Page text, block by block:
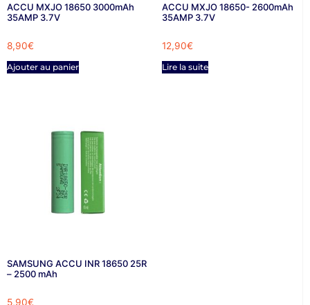
ACCU MXJO 18650 3000mAh
35AMP 3.7V
8,90€
Ajouter au panier
ACCU MXJO 18650- 2600mAh
35AMP 3.7V
12,90€
Lire la suite
SAMSUNG ACCU INR 18650 25R
– 2500 mAh
5,90€